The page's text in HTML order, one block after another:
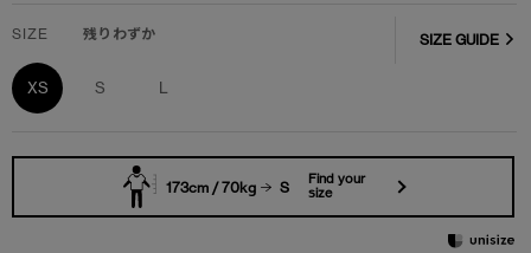
SIZE 残りわずか
XS S L
SIZE GUIDE
173cm / 70kg S
Find your
size